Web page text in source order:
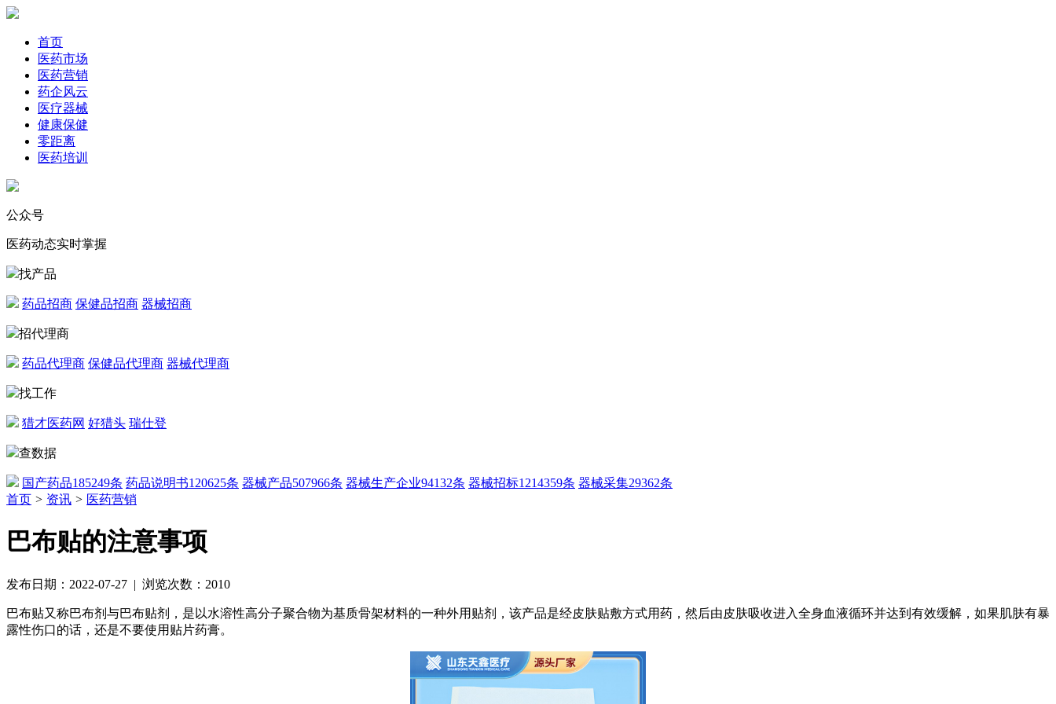
首页
医药市场
医药营销
药企风云
医疗器械
健康保健
零距离
医药培训
公众号
医药动态实时掌握
找产品
药品招商 保健品招商 器械招商
招代理商
药品代理商 保健品代理商 器械代理商
找工作
猎才医药网 好猎头 瑞仕登
查数据
国产药品185249条 药品说明书120625条 器械产品507966条 器械生产企业94132条 器械招标1214359条 器械采集29362条
首页 > 资讯 > 医药营销
巴布贴的注意事项
发布日期：2022-07-27 | 浏览次数：2010
巴布贴又称巴布剂与巴布贴剂，是以水溶性高分子聚合物为基质骨架材料的一种外用贴剂，该产品是经皮肤贴敷方式用药，然后由皮肤吸收进入全身血液循环并达到有效缓解，如果肌肤有暴
露性伤口的话，还是不要使用贴片药膏。